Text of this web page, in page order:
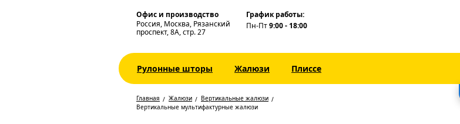
Офис и производство
Россия, Москва, Рязанский
проспект, 8А, стр. 27
График работы:
Пн-Пт9:00 - 18:00
Рулонные шторы Жалюзи Плиссе
Главная Жалюзи
Вертикальные жалюзи
Вертикальные мультифактурные жалюзи